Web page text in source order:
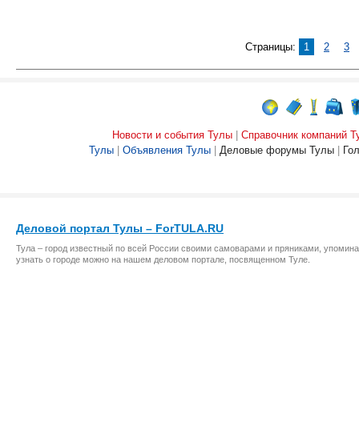
Страницы: 1 2 3
Новости и события Тулы
Справочник компаний
Тулы
Объявления Тулы Деловые форумы Тулы
Деловой портал Тулы – ForTULA.RU
Тула – город известный по всей России своими самоварами и пряниками,
узнать о городе можно на нашем деловом портале, посвященном Туле.